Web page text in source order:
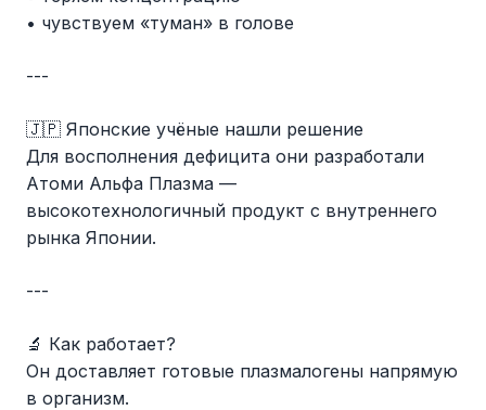
• чувствуем «туман» в голове
---
🇯🇵 Японские учёные нашли решение
Для восполнения дефицита они разработали
Атоми Альфа Плазма —
высокотехнологичный продукт с внутреннего
рынка Японии.
---
🔬 Как работает?
Он доставляет готовые плазмалогены напрямую
в организм.